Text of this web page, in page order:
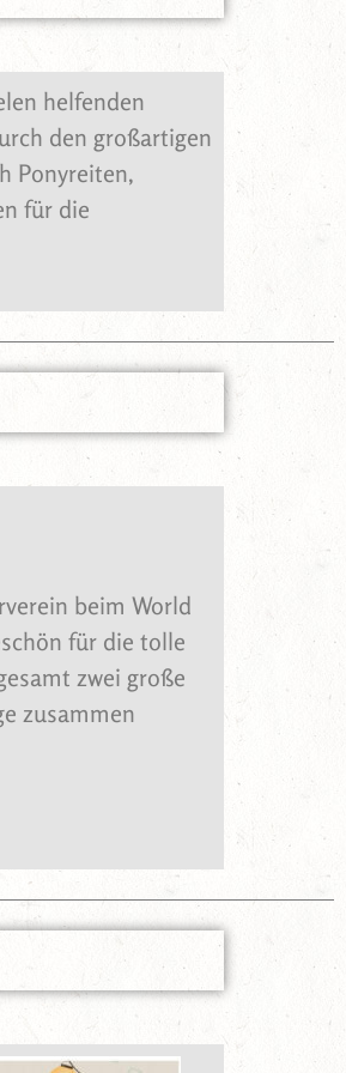
helfenden
den großartigen
Ponyreiten,
für die
beim World
für die tolle
zwei große
zusammen